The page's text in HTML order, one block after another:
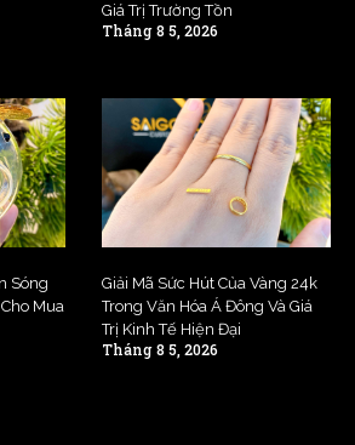
Giá Trị Trường Tồn
Tháng 8 5, 2026
Sóng
Mua
Giải Mã Sức Hút Của Vàng 24k
Trong Văn Hóa Á Đông Và Giá
Trị Kinh Tế Hiện Đại
Tháng 8 5, 2026